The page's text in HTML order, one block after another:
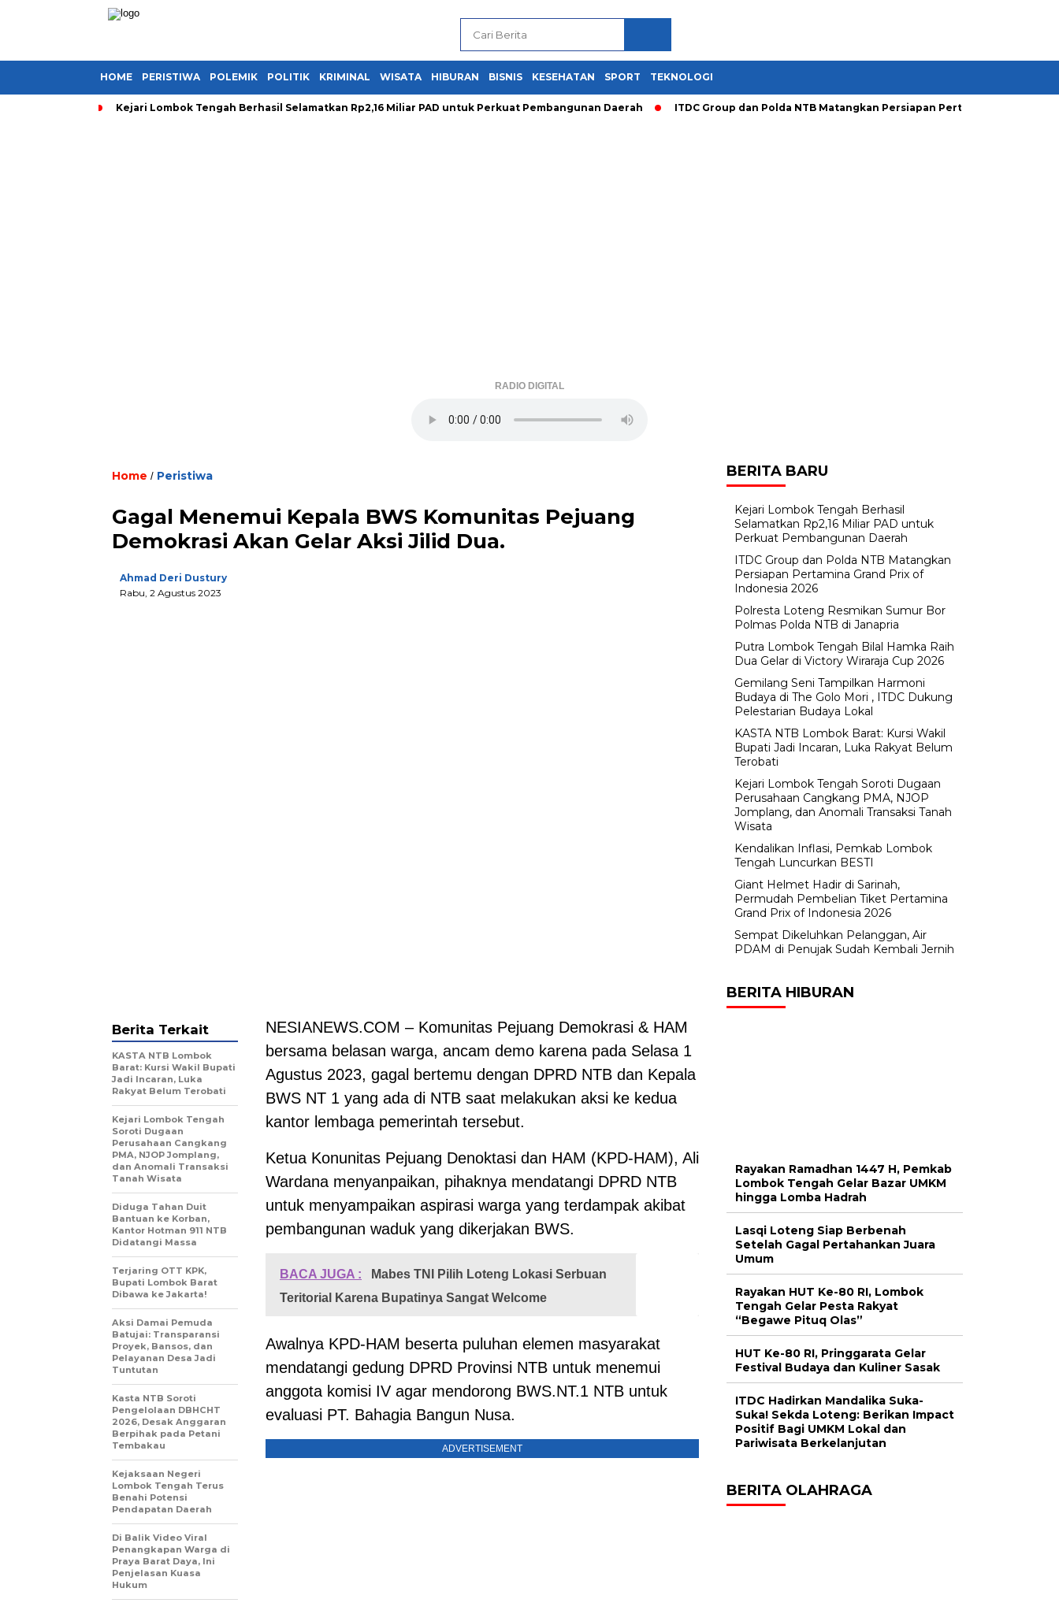
HOME PERISTIWA POLEMIK POLITIK KRIMINAL WISATA HIBURAN BISNIS KESEHATAN SPORT TEKNOLOGI
Kejari Lombok Tengah Berhasil Selamatkan Rp2,16 Miliar PAD untuk Perkuat Pembangunan Daerah ITDC Group dan Polda NTB Matangkan Persiapan Pertamina Grand Prix
RADIO DIGITAL
Home / Peristiwa
Gagal Menemui Kepala BWS Komunitas Pejuang
Demokrasi Akan Gelar Aksi Jilid Dua.
Ahmad Deri Dustury
Rabu, 2 Agustus 2023
NESIANEWS.COM – Komunitas Pejuang Demokrasi & HAM
bersama belasan warga, ancam demo karena pada Selasa 1
Agustus 2023, gagal bertemu dengan DPRD NTB dan Kepala
BWS NT 1 yang ada di NTB saat melakukan aksi ke kedua
kantor lembaga pemerintah tersebut.
Ketua Konunitas Pejuang Denoktasi dan HAM (KPD-HAM), Ali
Wardana menyanpaikan, pihaknya mendatangi DPRD NTB
untuk menyampaikan aspirasi warga yang terdampak akibat
pembangunan waduk yang dikerjakan BWS.
BACA JUGA :
Mabes TNI Pilih Loteng Lokasi Serbuan
Teritorial Karena Bupatinya Sangat Welcome
Awalnya KPD-HAM beserta puluhan elemen masyarakat
mendatangi gedung DPRD Provinsi NTB untuk menemui
anggota komisi IV agar mendorong BWS.NT.1 NTB untuk
evaluasi PT. Bahagia Bangun Nusa.
ADVERTISEMENT
Berita Terkait
KASTA NTB Lombok
Barat: Kursi Wakil Bupati
Jadi Incaran, Luka
Rakyat Belum Terobati
Kejari Lombok Tengah
Soroti Dugaan
Perusahaan Cangkang
PMA, NJOP Jomplang,
dan Anomali Transaksi
Tanah Wisata
Diduga Tahan Duit
Bantuan ke Korban,
Kantor Hotman 911 NTB
Didatangi Massa
Terjaring OTT KPK,
Bupati Lombok Barat
Dibawa ke Jakarta!
Aksi Damai Pemuda
Batujai: Transparansi
Proyek, Bansos, dan
Pelayanan Desa Jadi
Tuntutan
Kasta NTB Soroti
Pengelolaan DBHCHT
2026, Desak Anggaran
Berpihak pada Petani
Tembakau
Kejaksaan Negeri
Lombok Tengah Terus
Benahi Potensi
Pendapatan Daerah
Di Balik Video Viral
Penangkapan Warga di
Praya Barat Daya, Ini
Penjelasan Kuasa
Hukum
BERITA BARU
Kejari Lombok Tengah Berhasil
Selamatkan Rp2,16 Miliar PAD untuk
Perkuat Pembangunan Daerah
ITDC Group dan Polda NTB Matangkan
Persiapan Pertamina Grand Prix of
Indonesia 2026
Polresta Loteng Resmikan Sumur Bor
Polmas Polda NTB di Janapria
Putra Lombok Tengah Bilal Hamka Raih
Dua Gelar di Victory Wiraraja Cup 2026
Gemilang Seni Tampilkan Harmoni
Budaya di The Golo Mori , ITDC Dukung
Pelestarian Budaya Lokal
KASTA NTB Lombok Barat: Kursi Wakil
Bupati Jadi Incaran, Luka Rakyat Belum
Terobati
Kejari Lombok Tengah Soroti Dugaan
Perusahaan Cangkang PMA, NJOP
Jomplang, dan Anomali Transaksi Tanah
Wisata
Kendalikan Inflasi, Pemkab Lombok
Tengah Luncurkan BESTI
Giant Helmet Hadir di Sarinah,
Permudah Pembelian Tiket Pertamina
Grand Prix of Indonesia 2026
Sempat Dikeluhkan Pelanggan, Air
PDAM di Penujak Sudah Kembali Jernih
BERITA HIBURAN
Rayakan Ramadhan 1447 H, Pemkab
Lombok Tengah Gelar Bazar UMKM
hingga Lomba Hadrah
Lasqi Loteng Siap Berbenah
Setelah Gagal Pertahankan Juara
Umum
Rayakan HUT Ke-80 RI, Lombok
Tengah Gelar Pesta Rakyat
“Begawe Pituq Olas”
HUT Ke-80 RI, Pringgarata Gelar
Festival Budaya dan Kuliner Sasak
ITDC Hadirkan Mandalika Suka-
Suka! Sekda Loteng: Berikan Impact
Positif Bagi UMKM Lokal dan
Pariwisata Berkelanjutan
BERITA OLAHRAGA